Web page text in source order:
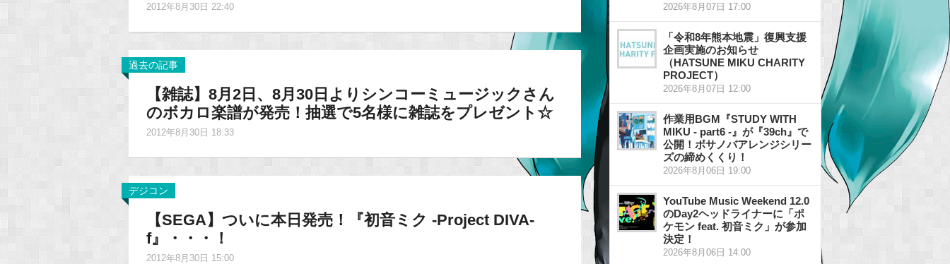
2012年8月30日 22:40
過去の記事
【雑誌】8月2日、8月30日よりシンコーミュージックさん
のボカロ楽譜が発売！抽選で5名様に雑誌をプレゼント☆
2012年8月30日 18:33
デジコン
【SEGA】ついに本日発売！『初音ミク -Project DIVA-
f』・・・！
2012年8月30日 15:00
2026年8月07日 17:00
「令和8年熊本地震」復興支援
企画実施のお知らせ
（HATSUNE MIKU CHARITY
PROJECT）
2026年8月07日 12:00
作業用BGM『STUDY WITH
MIKU - part6 -』が『39ch』で
公開！ボサノバアレンジシリー
ズの締めくくり！
2026年8月06日 19:00
YouTube Music Weekend 12.0
のDay2ヘッドライナーに「ポ
ケモン feat. 初音ミク」が参加
決定！
2026年8月06日 14:00